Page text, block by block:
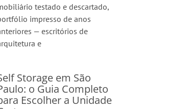
testado e descartado,
impresso de anos
— escritórios de
e
Storage em São
o Guia Completo
Escolher a Unidade